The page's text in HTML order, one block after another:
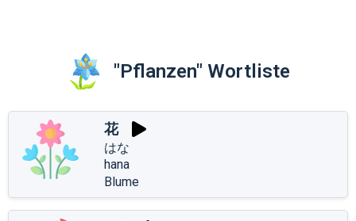
"Pflanzen" Wortliste
花
はな
hana
Blume